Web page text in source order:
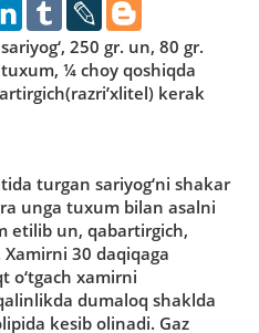
250 gr. un, 80 gr.
¼ choy qoshiqda
kerak
turgan sariyog‘ni shakar
unga tuxum bilan asalni
etilib un, qabartirgich,
30 daqiqaga
o‘tgach xamirni
dumaloq shaklda
kesib olinadi. Gaz